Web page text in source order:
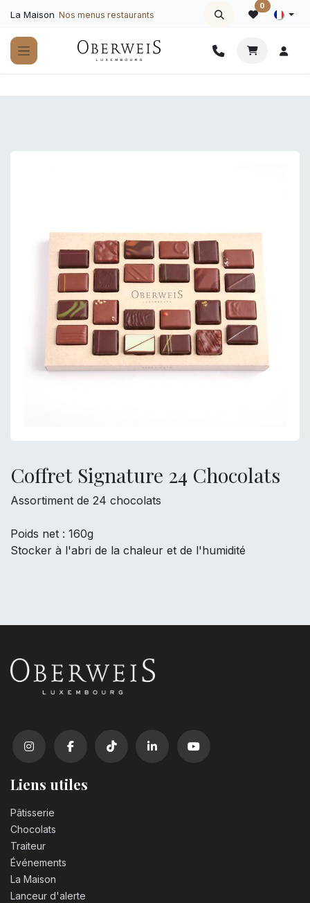
La Maison Nos menus restaurants
0
Coffret Signature 24 Chocolats
Assortiment de 24 chocolats
Poids net : 160g
Stocker à l'abri de la chaleur et de l'humidité
Liens utiles
Pâtisserie
Chocolats
Traiteur
Événements
La Maison
Lanceur d'alerte